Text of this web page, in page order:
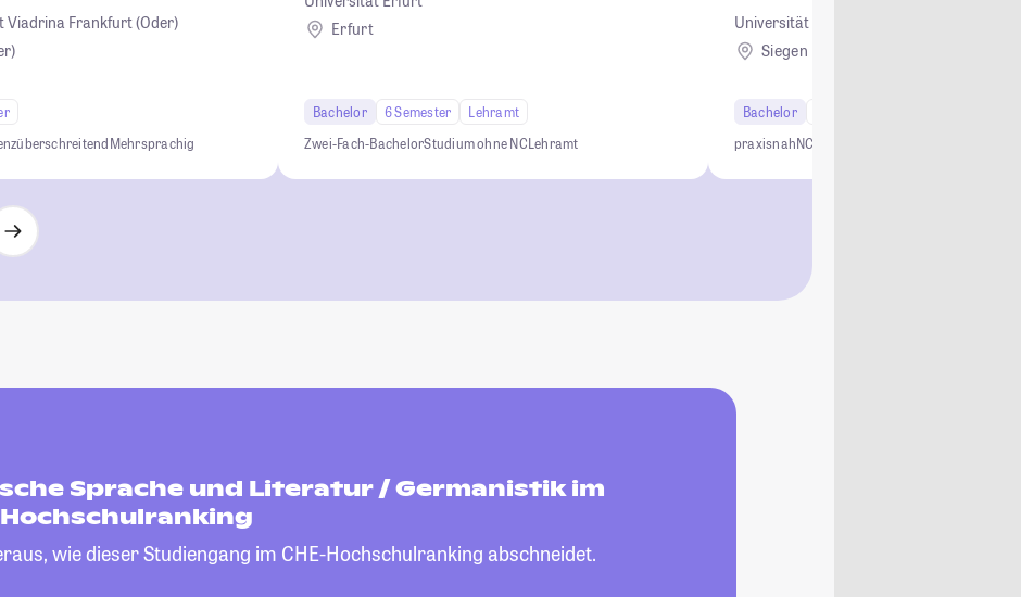
Viadrina Frankfurt (Oder)
Mehrsprachig
Erfurt
Bachelor 6 Semester
Lehramt
Zwei-Fach-BachelorStudium ohne NCLehramt
Universität Siegen
Siegen
Bachelor
praxisnahNC-frei
Sprache und Literatur / Germanistik im
Hochschulranking
wie dieser Studiengang im CHE-Hochschulranking abschneidet.